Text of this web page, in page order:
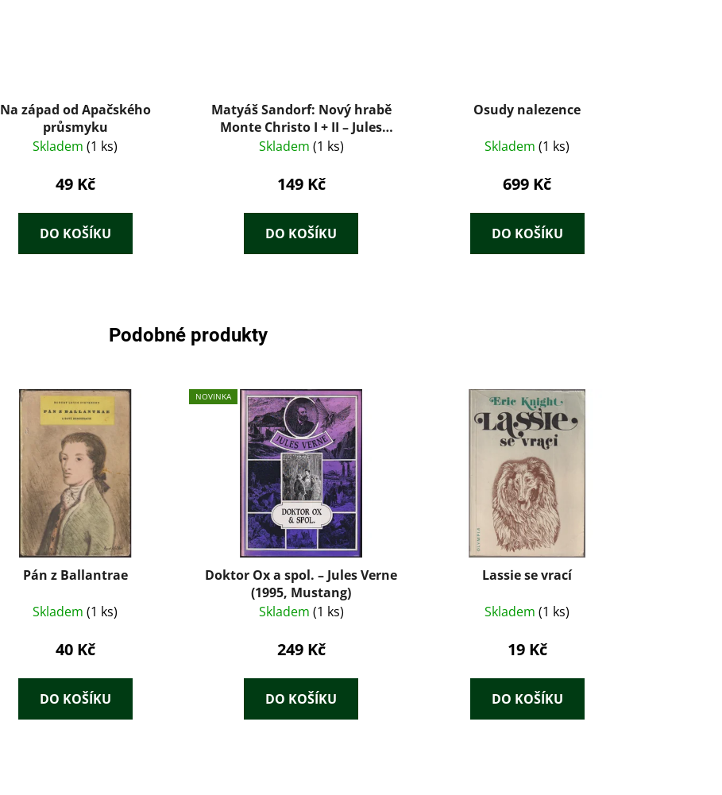
Na západ od Apačského
průsmyku
Skladem(1 ks)
49 Kč
DO KOŠÍKU
Matyáš Sandorf: Nový hrabě
Monte Christo I + II – Jules
Verne (Albatros, 1981)
Skladem (1 ks)
149 Kč
DO KOŠÍKU
Osudy nalezence
Skladem(1 ks)
699 Kč
DO KOŠÍKU
Podobné produkty
Pán z Ballantrae
Skladem(1 ks)
40 Kč
DO KOŠÍKU
NOVINKA
Doktor Ox a spol. – Jules Verne
(1995, Mustang)
Skladem (1 ks)
249 Kč
DO KOŠÍKU
Lassie se vrací
Skladem(1 ks)
19 Kč
DO KOŠÍKU